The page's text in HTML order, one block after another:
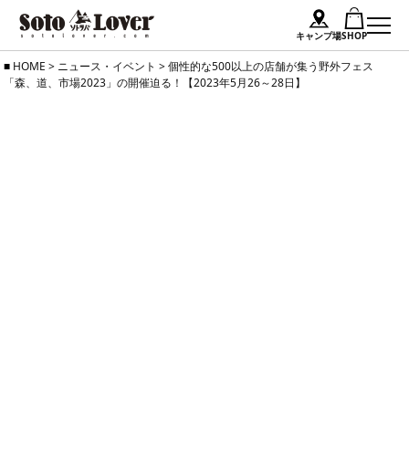
キャンプ場SHOP
Skip
to
HOME > ニュース・イベント >個性的な500以上の店舗が集う野外フェス
「森、道、市場2023」の開催迫る！【2023年5月26～28日】